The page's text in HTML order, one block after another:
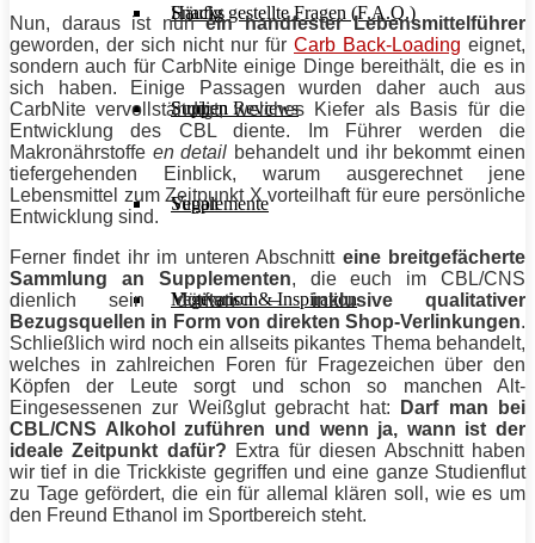
Häufig gestellte Fragen (F.A.Q.)
Studien Reviews
Supplemente
Motivation & Inspiration
Snacks
Suppen
Vegan
Vegetarisch
Nun, daraus ist nunein handfester Lebensmittelführer
geworden, der sich nicht nur für Carb Back-Loading eignet,
sondern auch für CarbNite einige Dinge bereithält, die es in
sich haben. Einige Passagen wurden daher auch aus
CarbNite vervollständigt, welches Kiefer als Basis für die
Entwicklung des CBLdiente. Im Führer werden die
Makronährstoffe en detail behandelt und ihr bekommt einen
tiefergehenden Einblick, warum ausgerechnet jene
Lebensmittel zum Zeitpunkt X vorteilhaft für eure persönliche
Entwicklung sind.
Ferner findet ihr im unteren Abschnitt eine breitgefächerte
Sammlung an Supplementen, die euch imCBL/CNS
dienlich sein dürften –inklusive qualitativer
Bezugsquellen in Form von direkten Shop-Verlinkungen.
Schließlich wird noch ein allseits pikantes Thema behandelt,
welches in zahlreichen Foren für Fragezeichen über den
Köpfen der Leute sorgt und schon so manchen Alt-
Eingesessenen zur Weißglut gebracht hat:
Darf man bei
CBL/CNS Alkohol zuführen und wenn ja, wann ist der
ideale Zeitpunkt dafür? Extra für diesen Abschnitt haben
wir tief in die Trickkiste gegriffen und eine ganze Studienflut
zu Tage gefördert, die ein für allemal klären soll, wie es um
den Freund Ethanol im Sportbereich steht.